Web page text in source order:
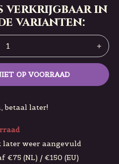
verkrijgbaar in
varianten:
OP VOORRAAD
betaal later!
weer aangevuld
€75 (NL) / €150 (EU)